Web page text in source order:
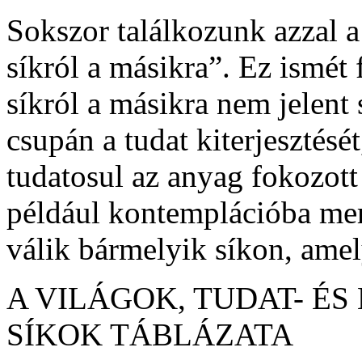
Sokszor találkozunk azzal
síkról a másikra”. Ez
síkról a másikra nem jelent
csupán a tudat
tudatosul az anyag
például kontemplációba
válik bármelyik síkon,
A VILÁGOK, TUDAT-
SÍKOK TÁBLÁZATA